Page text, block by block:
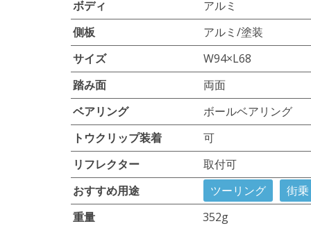
ボディ
アルミ
側板
アルミ/塗装
サイズ
W94×L68
踏み面
両面
ベアリング
ボールベアリング
トウクリップ装着
可
リフレクター
取付可
おすすめ用途
ツーリング
街
重量
352g